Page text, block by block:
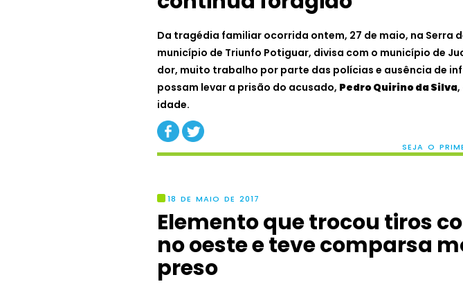
Da tragédia familiar ocorrida ontem, 27 de maio, na Serra
município de Triunfo Potiguar, divisa com o município de
dor, muito trabalho por parte das polícias e ausência de
possam levar a prisão do acusado, Pedro Quirino da Silva,
idade.
SEJA O
18 DE MAIO DE 2017
Elemento que trocou tiros
no oeste e teve comparsa
preso